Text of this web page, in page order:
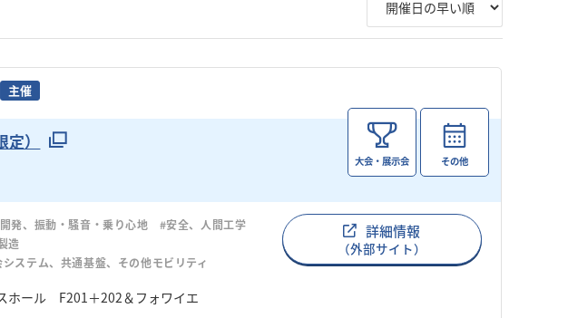
主催
）
大会・展示会 その他
発、振動・騒音・乗り心地
#安全、人間工学
造
ステム、共通基盤、その他モビリティ
詳細情報
（外部サイト）
ホール F201＋202＆フォワイエ